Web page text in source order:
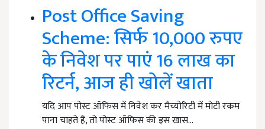
Post Office Saving
Scheme: सिर्फ 10,000 रुपए
के निवेश पर पाएं 16 लाख का
रिटर्न, आज ही खोलें खाता
यदि आप पोस्ट ऑफिस में निवेश कर मैच्योरिटी में मोटी रकम
पाना चाहते हैं, तो पोस्ट ऑफिस की इस खास…